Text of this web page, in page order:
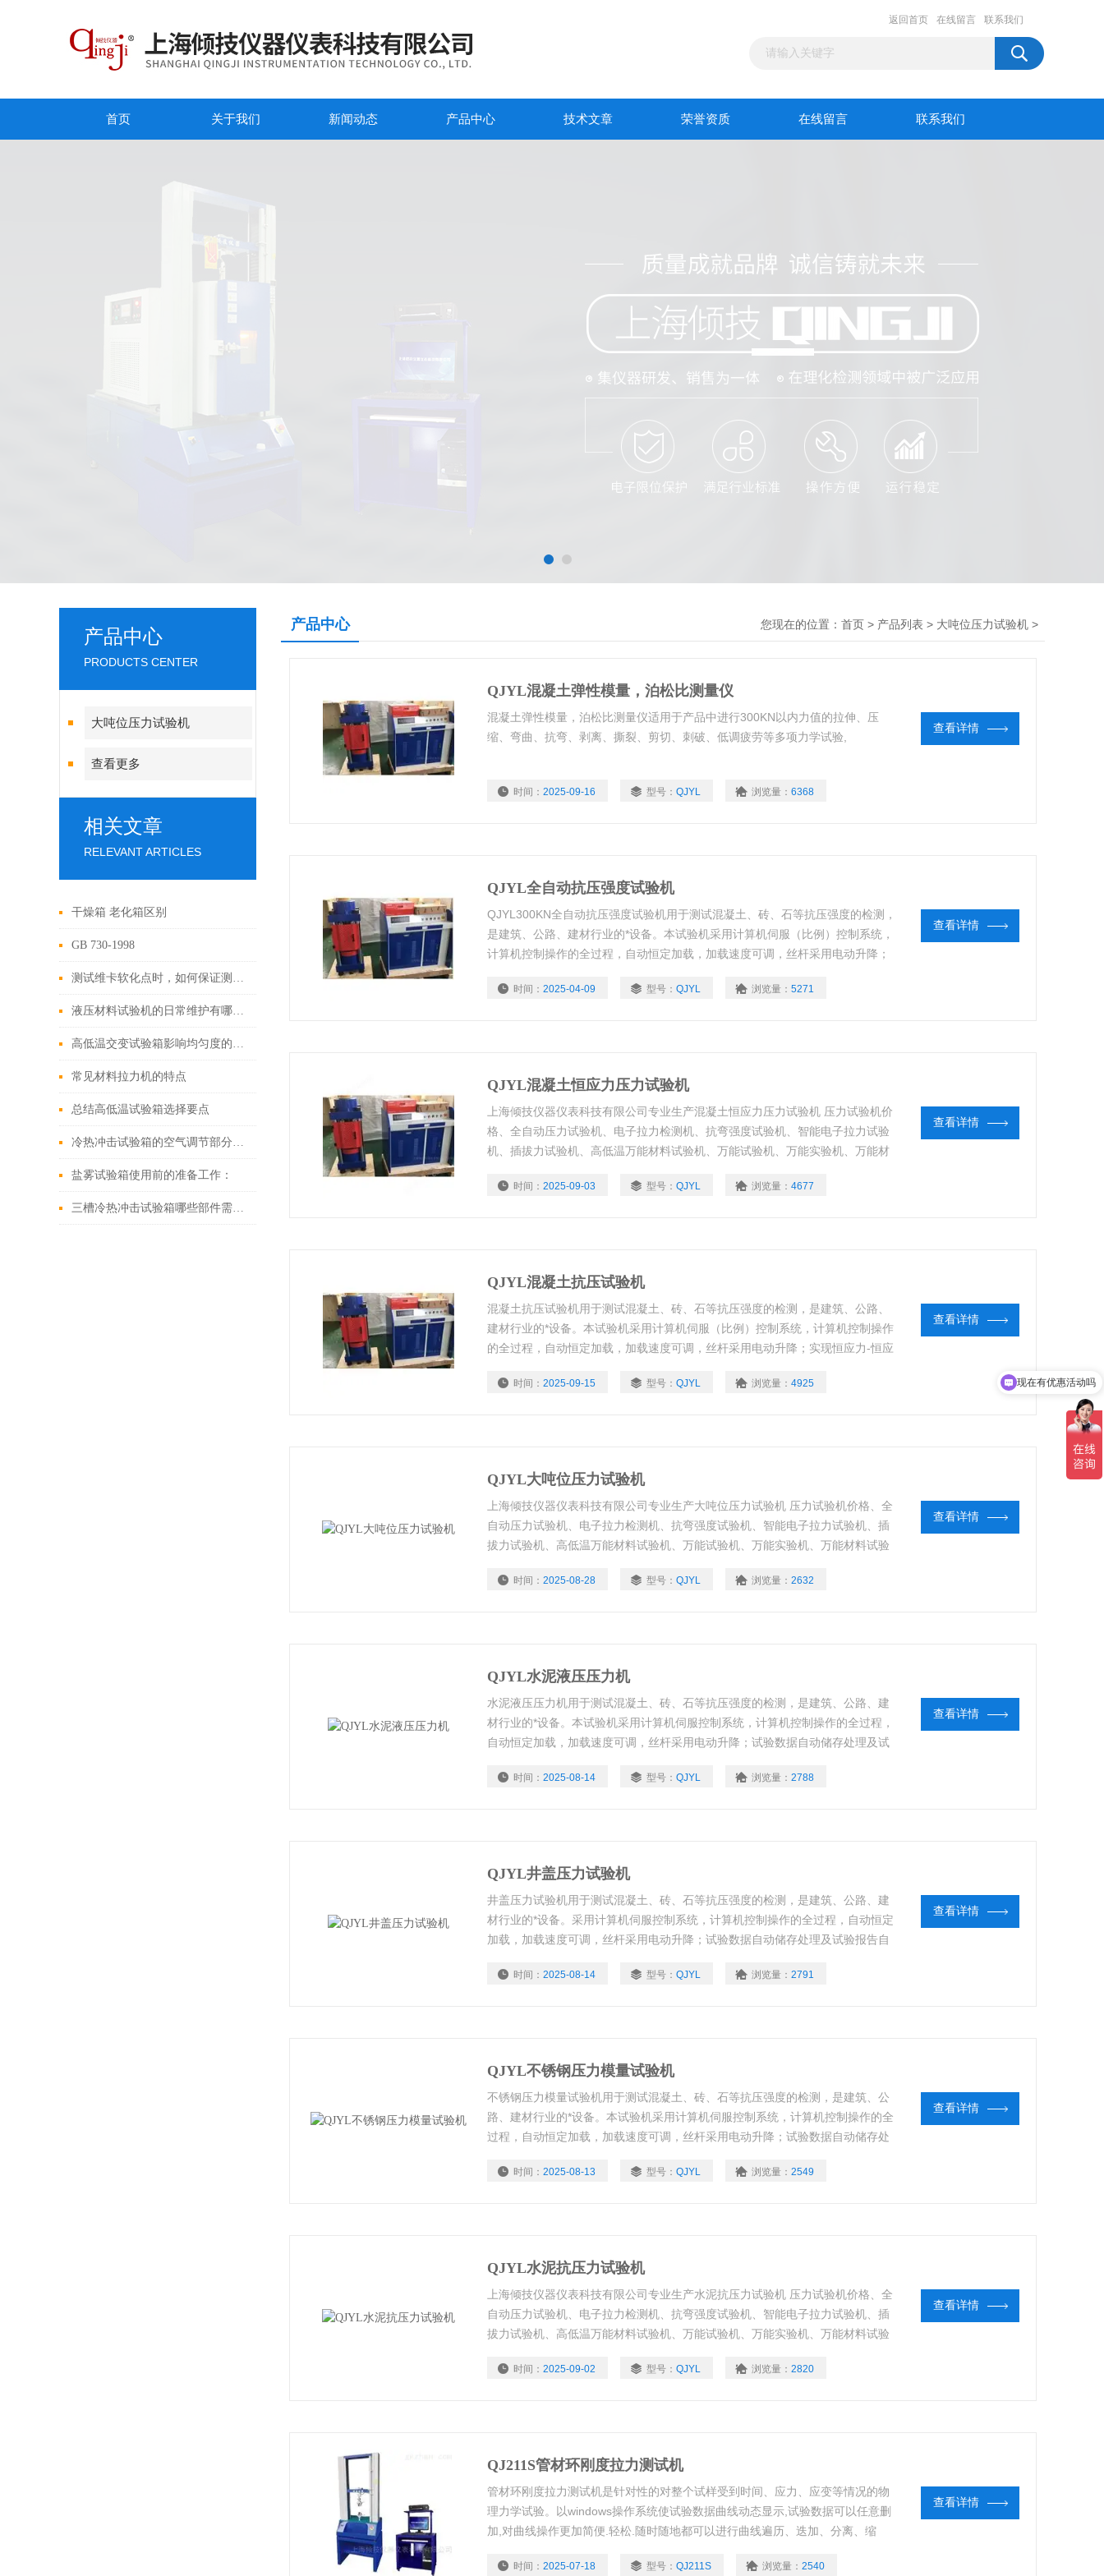
返回首页 在线留言 联系我们
首页 关于我们 新闻动态 产品中心 技术文章 荣誉资质 在线留言 联系我们
产品中心
PRODUCTS CENTER
大吨位压力试验机
查看更多
相关文章
RELEVANT ARTICLES
干燥箱 老化箱区别
GB 730-1998
测试维卡软化点时，如何保证测试结果的准确性？
液压材料试验机的日常维护有哪些注意事项？
高低温交变试验箱影响均匀度的因素
常见材料拉力机的特点
总结高低温试验箱选择要点
冷热冲击试验箱的空气调节部分组成讲解
盐雾试验箱使用前的准备工作：
三槽冷热冲击试验箱哪些部件需要经常清洁
产品中心 您现在的位置： 首页 > 产品列表 > 大吨位压力试验机 >
QJYL混凝土弹性模量，泊松比测量仪
混凝土弹性模量，泊松比测量仪适用于产品中进行300KN以内力值的拉伸、压
缩、弯曲、抗弯、剥离、撕裂、剪切、刺破、低调疲劳等多项力学试验,
时间： 2025-09-16 型号： QJYL 浏览量： 6368
查看详情
QJYL全自动抗压强度试验机
QJYL300KN全自动抗压强度试验机用于测试混凝土、砖、石等抗压强度的检测，
是建筑、公路、建材行业的*设备。本试验机采用计算机伺服（比例）控制系统，
计算机控制操作的全过程，自动恒定加载，加载速度可调，丝杆采用电动升降；
设定所需试验参数，结果跟踪数据和曲线动态显示，试验数据可编辑、曲线可浏
时间： 2025-04-09 型号： QJYL 浏览量： 5271
查看详情
QJYL混凝土恒应力压力试验机
上海倾技仪器仪表科技有限公司专业生产混凝土恒应力压力试验机 压力试验机价
格、全自动压力试验机、电子拉力检测机、抗弯强度试验机、智能电子拉力试验
机、插拔力试验机、高低温万能材料试验机、万能试验机、万能实验机、万能材
时间： 2025-09-03 型号： QJYL 浏览量： 4677
查看详情
QJYL混凝土抗压试验机
混凝土抗压试验机用于测试混凝土、砖、石等抗压强度的检测，是建筑、公路、
建材行业的*设备。本试验机采用计算机伺服（比例）控制系统，计算机控制操作
的全过程，自动恒定加载，加载速度可调，丝杆采用电动升降；实现恒应力-恒应
数，结果跟踪数据和曲线动态显示，试验数据可编辑、曲线可浏览并能存储、可
时间： 2025-09-15 型号： QJYL 浏览量： 4925
查看详情
QJYL大吨位压力试验机
上海倾技仪器仪表科技有限公司专业生产大吨位压力试验机 压力试验机价格、全
自动压力试验机、电子拉力检测机、抗弯强度试验机、智能电子拉力试验机、插
拔力试验机、高低温万能材料试验机、万能试验机、万能实验机、万能材料试验
时间： 2025-08-28 型号： QJYL 浏览量： 2632
查看详情
QJYL水泥液压压力机
水泥液压压力机用于测试混凝土、砖、石等抗压强度的检测，是建筑、公路、建
材行业的*设备。本试验机采用计算机伺服控制系统，计算机控制操作的全过程，
自动恒定加载，加载速度可调，丝杆采用电动升降；试验数据自动储存处理及试
时间： 2025-08-14 型号： QJYL 浏览量： 2788
查看详情
QJYL井盖压力试验机
井盖压力试验机用于测试混凝土、砖、石等抗压强度的检测，是建筑、公路、建
材行业的*设备。采用计算机伺服控制系统，计算机控制操作的全过程，自动恒定
加载，加载速度可调，丝杆采用电动升降；试验数据自动储存处理及试验报告自
时间： 2025-08-14 型号： QJYL 浏览量： 2791
查看详情
QJYL不锈钢压力模量试验机
不锈钢压力模量试验机用于测试混凝土、砖、石等抗压强度的检测，是建筑、公
路、建材行业的*设备。本试验机采用计算机伺服控制系统，计算机控制操作的全
过程，自动恒定加载，加载速度可调，丝杆采用电动升降；试验数据自动储存处
时间： 2025-08-13 型号： QJYL 浏览量： 2549
查看详情
QJYL水泥抗压力试验机
上海倾技仪器仪表科技有限公司专业生产水泥抗压力试验机 压力试验机价格、全
自动压力试验机、电子拉力检测机、抗弯强度试验机、智能电子拉力试验机、插
拔力试验机、高低温万能材料试验机、万能试验机、万能实验机、万能材料试验
时间： 2025-09-02 型号： QJYL 浏览量： 2820
查看详情
QJ211S管材环刚度拉力测试机
管材环刚度拉力测试机是针对性的对整个试样受到时间、应力、应变等情况的物
理力学试验。以windows操作系统使试验数据曲线动态显示,试验数据可以任意删
加,对曲线操作更加简便.轻松.随时随地都可以进行曲线遍历、迭加、分离、缩
客户订做）做伸长率、拉力、拉伸、压缩、弯曲、抗弯、撕裂、剪切、刺破、低
时间： 2025-07-18 型号： QJ211S 浏览量： 2540
查看详情
现在有优惠活动吗